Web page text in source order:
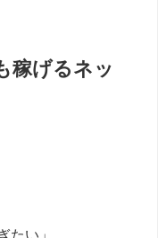
稼げるネッ
たい」